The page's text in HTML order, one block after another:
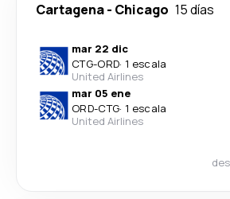
Cartagena- Chicago 15 días
mar 22 dic
CTG-ORD· 1 escala
United Airlines
mar 05 ene
ORD-CTG· 1 escala
United Airlines